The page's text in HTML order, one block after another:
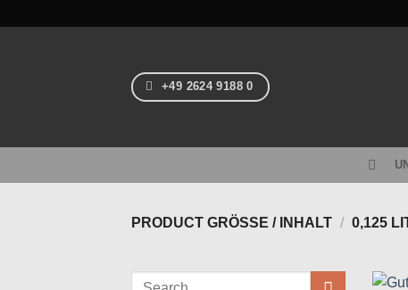
+49 2624 9188 0
PRODUCT GRÖSSE / INHALT / 0,125
Search